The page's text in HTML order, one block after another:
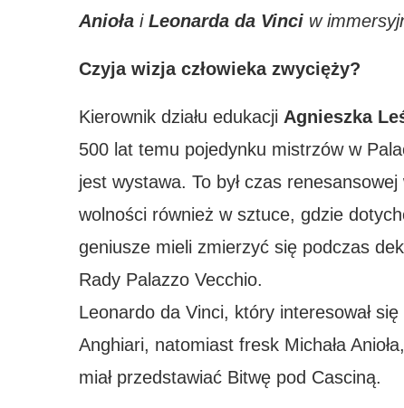
Anioła i Leonarda da Vinci w
Czyja wizja człowieka zwycięży?
Kierownik działu edukacji Agnieszka
500 lat temu pojedynku mistrzów w
jest wystawa. To był czas
wolności również w sztuce, gdzie
geniusze mieli zmierzyć się podczas
Rady Palazzo Vecchio.
Leonardo da Vinci, który interesował
Anghiari, natomiast fresk Michała
miał przedstawiać Bitwę pod Casciną.